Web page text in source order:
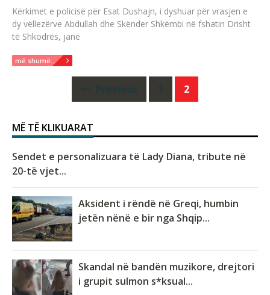
Kërkimet e policisë për Esat Dushajn, i dyshuar për vrasjen e
dy vëllezërve Abdullah dhe Skënder Shkëmbi në fshatin Drisht
të Shkodrës, janë
më shumë...
navigation
Previous 1 2
MË TË KLIKUARAT
Sendet e personalizuara të Lady Diana, tribute në
20-të vjet...
Aksident i rëndë në Greqi, humbin
jetën nënë e bir nga Shqip...
Skandal në bandën muzikore, drejtori
i grupit sulmon s*ksual...